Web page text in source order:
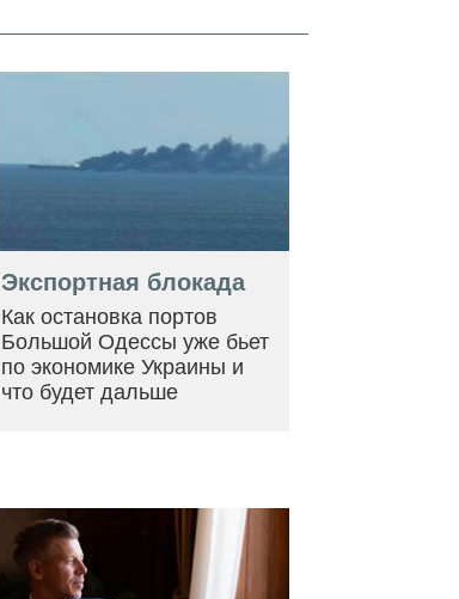
Экспортная блокада
Как остановка портов
Большой Одессы уже бьет
по экономике Украины и
что будет дальше